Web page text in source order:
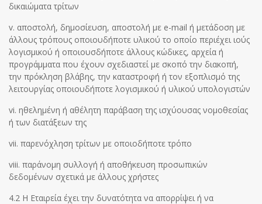
δικαιώματα τρίτων
v. αποστολή, δημοσίευση, αποστολή με e-mail ή μετάδοση με
άλλους τρόπους οποιουδήποτε υλικού το οποίο περιέχει ιούς
λογισμικού ή οποιουσδήποτε άλλους κώδικες, αρχεία ή
προγράμματα που έχουν σχεδιαστεί με σκοπό την διακοπή,
την πρόκληση βλάβης, την καταστροφή ή τον εξοπλισμό της
λειτουργίας οποιουδήποτε λογισμικού ή υλικού υπολογιστών
vi. ηθελημένη ή αθέλητη παράβαση της ισχύουσας νομοθεσίας
ή των διατάξεων της
vii. παρενόχληση τρίτων με οποιοδήποτε τρόπο
viii. παράνομη συλλογή ή αποθήκευση προσωπικών
δεδομένων σχετικά με άλλους χρήστες
4.2 H Εταιρεία έχει την δυνατότητα να απορρίψει ή να